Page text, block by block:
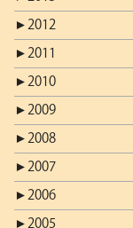
► 2012
► 2011
► 2010
► 2009
► 2008
► 2007
► 2006
► 2005